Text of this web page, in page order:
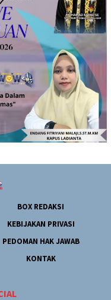
BOX REDAKSI
KEBIJAKAN PRIVASI
PEDOMAN HAK JAWAB
KONTAK